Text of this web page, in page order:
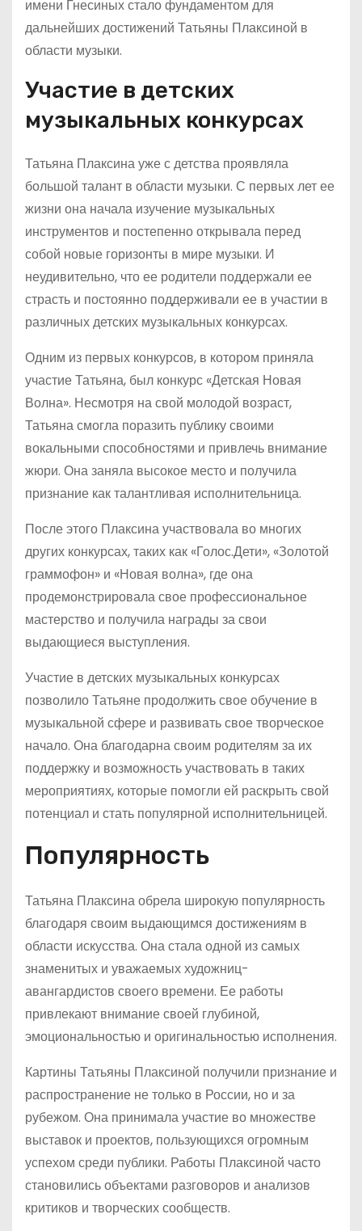
имени Гнесиных стало фундаментом для
дальнейших достижений Татьяны Плаксиной в
области музыки.
Участие в детских
музыкальных конкурсах
Татьяна Плаксина уже с детства проявляла
большой талант в области музыки. С первых лет ее
жизни она начала изучение музыкальных
инструментов и постепенно открывала перед
собой новые горизонты в мире музыки. И
неудивительно, что ее родители поддержали ее
страсть и постоянно поддерживали ее в участии в
различных детских музыкальных конкурсах.
Одним из первых конкурсов, в котором приняла
участие Татьяна, был конкурс «Детская Новая
Волна». Несмотря на свой молодой возраст,
Татьяна смогла поразить публику своими
вокальными способностями и привлечь внимание
жюри. Она заняла высокое место и получила
признание как талантливая исполнительница.
После этого Плаксина участвовала во многих
других конкурсах, таких как «Голос.Дети», «Золотой
граммофон» и «Новая волна», где она
продемонстрировала свое профессиональное
мастерство и получила награды за свои
выдающиеся выступления.
Участие в детских музыкальных конкурсах
позволило Татьяне продолжить свое обучение в
музыкальной сфере и развивать свое творческое
начало. Она благодарна своим родителям за их
поддержку и возможность участвовать в таких
мероприятиях, которые помогли ей раскрыть свой
потенциал и стать популярной исполнительницей.
Популярность
Татьяна Плаксина обрела широкую популярность
благодаря своим выдающимся достижениям в
области искусства. Она стала одной из самых
знаменитых и уважаемых художниц-
авангардистов своего времени. Ее работы
привлекают внимание своей глубиной,
эмоциональностью и оригинальностью исполнения.
Картины Татьяны Плаксиной получили признание и
распространение не только в России, но и за
рубежом. Она принимала участие во множестве
выставок и проектов, пользующихся огромным
успехом среди публики. Работы Плаксиной часто
становились объектами разговоров и анализов
критиков и творческих сообществ.